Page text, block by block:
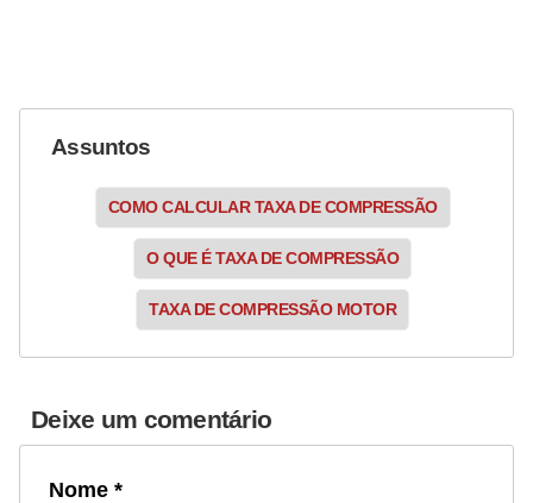
Assuntos
COMO CALCULAR TAXA DE COMPRESSÃO
O QUE É TAXA DE COMPRESSÃO
TAXA DE COMPRESSÃO MOTOR
Deixe um comentário
Nome *